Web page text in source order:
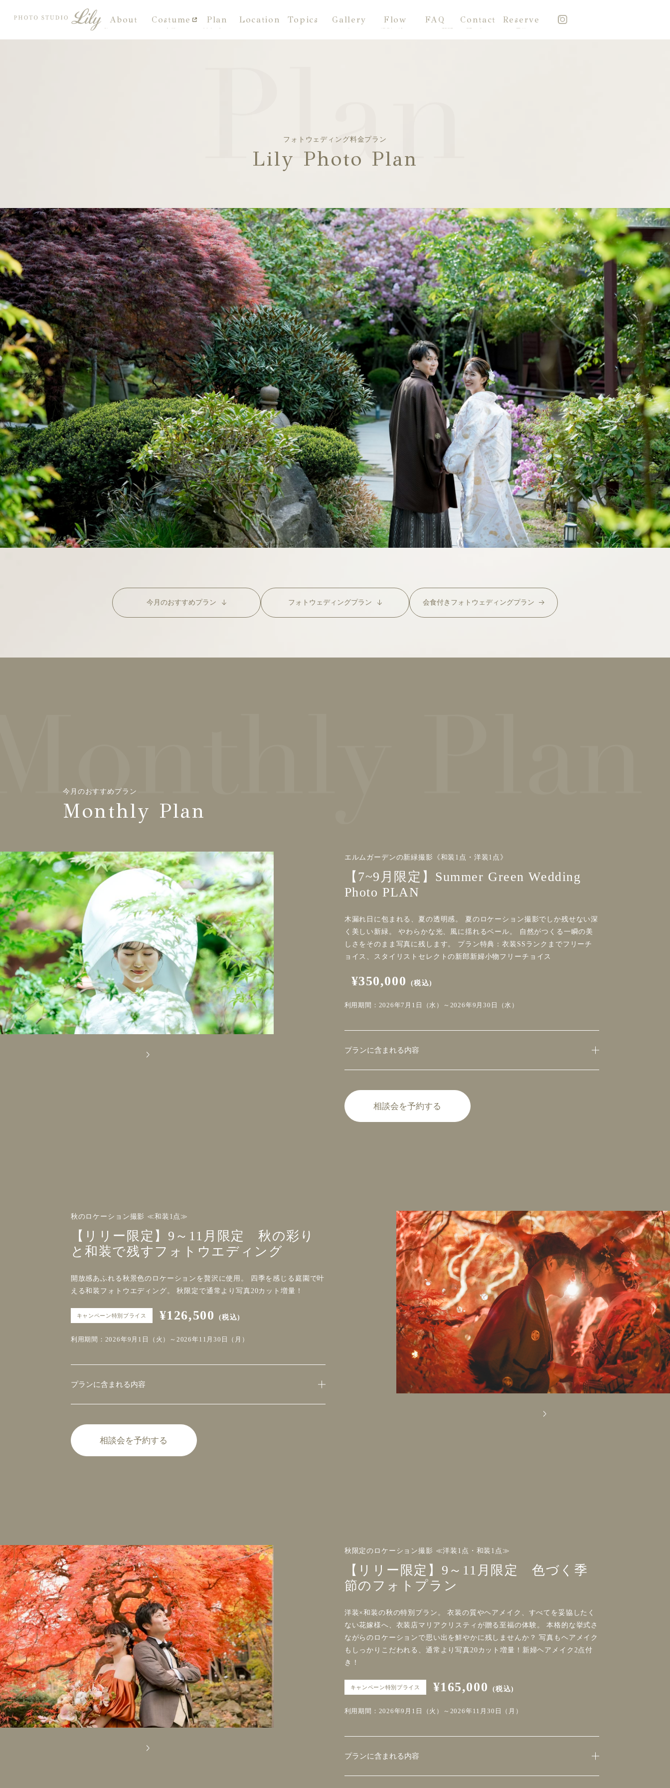
About Costume Plan Location Topics Gallery Flow FAQ Contact Reserve
フォトウェディング料金プラン
Lily Photo Plan
今月のおすすめプラン フォト ウェディングプラン 会食付き フォトウェディングプラン
今月のおすすめプラン
Monthly Plan
エルムガーデンの新緑撮影《和装1点・洋装1点》
【7~9月限定】Summer Green Wedding
Photo PLAN
木漏れ日に包まれる、夏の透明感。 夏のロケーション撮影でしか残せない深
く美しい新緑。 やわらかな光、風に揺れるベール。 自然がつくる一瞬の美
しさをそのまま写真に残します。 プラン特典：衣装SSランクまでフリーチ
ョイス、スタイリストセレクトの新郎新婦小物フリーチョイス
¥350,000 (税込)
利用期間：2026年7月1日（水）～2026年9月30日（水）
プランに含まれる内容
相談会を予約する
秋のロケーション撮影 ≪和装1点≫
【リリー限定】9～11月限定 秋の彩り
と和装で残すフォトウエディング
開放感あふれる秋景色のロケーションを贅沢に使用。 四季を感じる庭園で叶
える和装フォトウエディング。 秋限定で通常より写真20カット増量！
キャンペーン特別プライス ¥126,500 (税込)
利用期間：2026年9月1日（火）～2026年11月30日（月）
プランに含まれる内容
相談会を予約する
秋限定のロケーション撮影 ≪洋装1点・和装1点≫
【リリー限定】9～11月限定 色づく季
節のフォトプラン
洋装×和装の秋の特別プラン。 衣装の質やヘアメイク、すべてを妥協したく
ない花嫁様へ、衣装店マリアクリスティが贈る至福の体験。 本格的な挙式さ
ながらのロケーションで思い出を鮮やかに残しませんか？ 写真もヘアメイク
もしっかりこだわれる、通常より写真20カット増量！新婦ヘアメイク2点付
き！
キャンペーン特別プライス ¥165,000 (税込)
利用期間：2026年9月1日（火）～2026年11月30日（月）
プランに含まれる内容